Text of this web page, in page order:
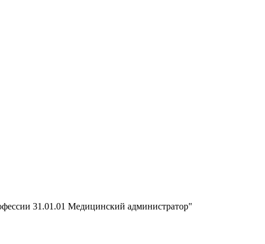
31.01.01 Медицинский администратор"